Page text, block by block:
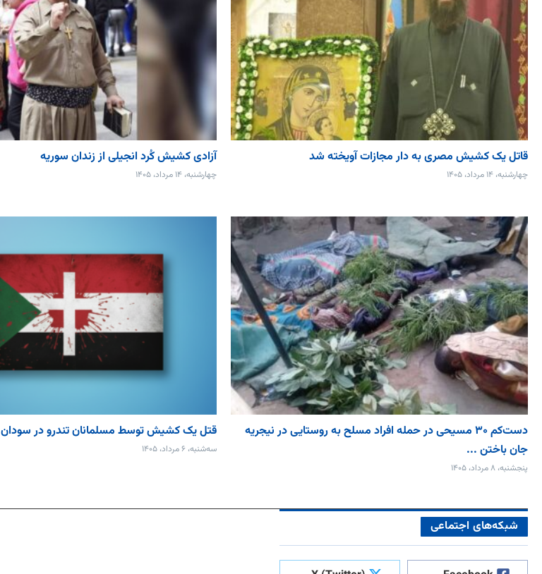
قاتل یک کشیش مصری به دار مجازات آویخته شد
چهارشنبه، ۱۴ مرداد، ۱۴۰۵
آزادی کشیش کُرد انجیلی از زندان سوریه
چهارشنبه، ۱۴ مرداد، ۱۴۰۵
دست‌کم ۳۰ مسیحی در حمله افراد مسلح به روستایی در نیجریه
جان باختن ...
پنجشنبه، ۸ مرداد، ۱۴۰۵
قتل یک کشیش توسط مسلمانان تندرو در سودان
سه‌شنبه، ۶ مرداد، ۱۴۰۵
شبکه‌های اجتماعی